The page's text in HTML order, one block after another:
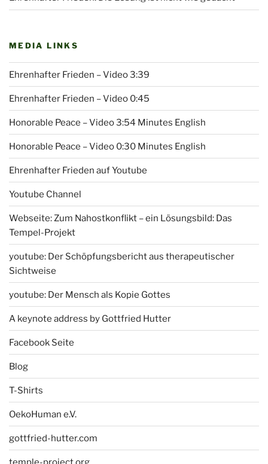
MEDIA LINKS
Ehrenhafter Frieden – Video 3:39
Ehrenhafter Frieden – Video 0:45
Honorable Peace – Video 3:54 Minutes English
Honorable Peace – Video 0:30 Minutes English
Ehrenhafter Frieden auf Youtube
Youtube Channel
Webseite: Zum Nahostkonflikt – ein Lösungsbild: Das
Tempel-Projekt
youtube: Der Schöpfungsbericht aus therapeutischer
Sichtweise
youtube: Der Mensch als Kopie Gottes
A keynote address by Gottfried Hutter
Facebook Seite
Blog
T-Shirts
OekoHuman e.V.
gottfried-hutter.com